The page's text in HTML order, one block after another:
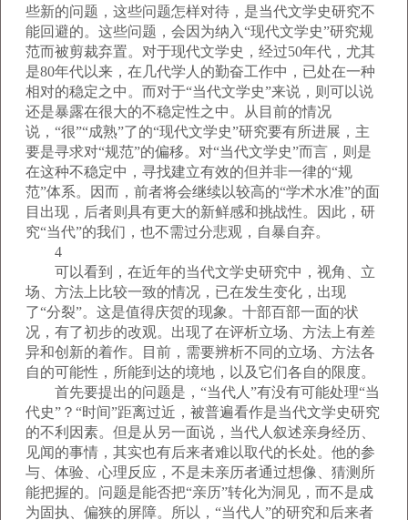
些新的问题，这些问题怎样对待，是当代文学史研究不
能回避的。这些问题，会因为纳入“现代文学史”研究规
范而被剪裁弃置。对于现代文学史，经过50年代，尤其
是80年代以来，在几代学人的勤奋工作中，已处在一种
相对的稳定之中。而对于“当代文学史”来说，则可以说
还是暴露在很大的不稳定性之中。从目前的情况
说，“很”“成熟”了的“现代文学史”研究要有所进展，主
要是寻求对“规范”的偏移。对“当代文学史”而言，则是
在这种不稳定中，寻找建立有效的但并非一律的“规
范”体系。因而，前者将会继续以较高的“学术水准”的面
目出现，后者则具有更大的新鲜感和挑战性。因此，研
究“当代”的我们，也不需过分悲观，自暴自弃。
4
可以看到，在近年的当代文学史研究中，视角、立
场、方法上比较一致的情况，已在发生变化，出现
了“分裂”。这是值得庆贺的现象。十部百部一面的状
况，有了初步的改观。出现了在评析立场、方法上有差
异和创新的着作。目前，需要辨析不同的立场、方法各
自的可能性，所能到达的境地，以及它们各自的限度。
首先要提出的问题是，“当代人”有没有可能处理“当
代史”？“时间”距离过近，被普遍看作是当代文学史研究
的不利因素。但是从另一面说，当代人叙述亲身经历、
见闻的事情，其实也有后来者难以取代的长处。他的参
与、体验、心理反应，不是未亲历者通过想像、猜测所
能把握的。问题是能否把“亲历”转化为洞见，而不是成
为固执、偏狭的屏障。所以，“当代人”的研究和后来者